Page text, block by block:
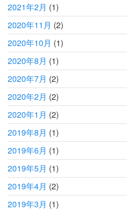
2021年2月 (1)
2020年11月 (2)
2020年10月 (1)
2020年8月 (1)
2020年7月 (2)
2020年2月 (2)
2020年1月 (2)
2019年8月 (1)
2019年6月 (1)
2019年5月 (1)
2019年4月 (2)
2019年3月 (1)